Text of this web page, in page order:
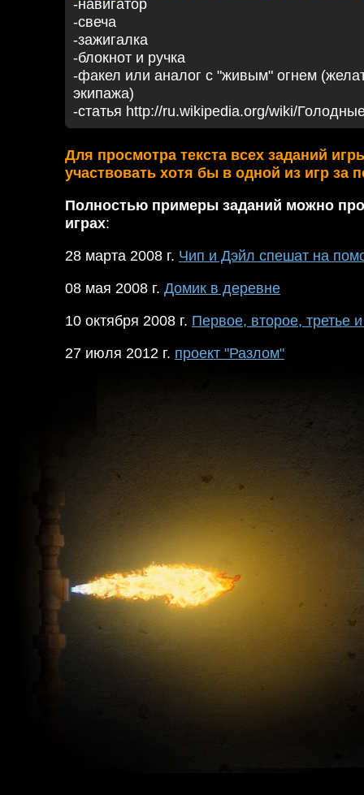
-навигатор
-свеча
-зажигалка
-блокнот и ручка
-факел или аналог с "живым" огнем
экипажа)
-статья http://ru.wikipedia.org/wiki/
Для просмотра текста всех заданий
участвовать хотя бы в одной из игр за
Полностью примеры заданий можно
играх:
28 марта 2008 г. Чип и Дэйл спешат на
08 мая 2008 г. Домик в деревне
10 октября 2008 г. Первое, второе, третье
27 июля 2012 г. проект "Разлом"